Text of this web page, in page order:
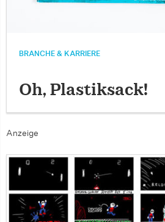
BRANCHE & KARRIERE
Oh, Plastiksack!
Anzeige